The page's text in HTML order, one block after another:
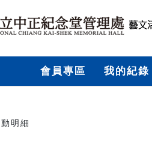
會員專區 我的紀錄
明細